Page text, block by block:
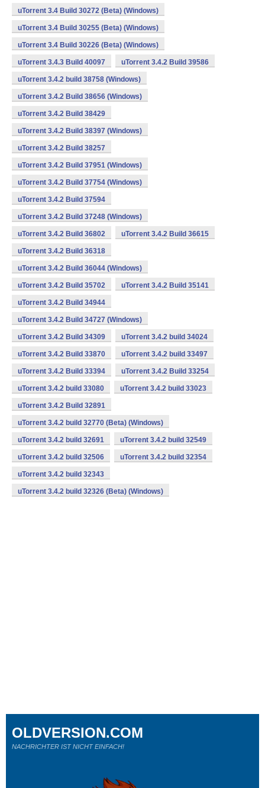
uTorrent 3.4 Build 30272 (Beta) (Windows)
uTorrent 3.4 Build 30255 (Beta) (Windows)
uTorrent 3.4 Build 30226 (Beta) (Windows)
uTorrent 3.4.3 Build 40097 uTorrent 3.4.2 Build 39586
uTorrent 3.4.2 build 38758 (Windows)
uTorrent 3.4.2 Build 38656 (Windows)
uTorrent 3.4.2 Build 38429
uTorrent 3.4.2 Build 38397 (Windows)
uTorrent 3.4.2 Build 38257
uTorrent 3.4.2 Build 37951 (Windows)
uTorrent 3.4.2 Build 37754 (Windows)
uTorrent 3.4.2 Build 37594
uTorrent 3.4.2 Build 37248 (Windows)
uTorrent 3.4.2 Build 36802 uTorrent 3.4.2 Build 36615
uTorrent 3.4.2 Build 36318
uTorrent 3.4.2 Build 36044 (Windows)
uTorrent 3.4.2 Build 35702 uTorrent 3.4.2 Build 35141
uTorrent 3.4.2 Build 34944
uTorrent 3.4.2 Build 34727 (Windows)
uTorrent 3.4.2 Build 34309 uTorrent 3.4.2 build 34024
uTorrent 3.4.2 Build 33870 uTorrent 3.4.2 build 33497
uTorrent 3.4.2 Build 33394 uTorrent 3.4.2 Build 33254
uTorrent 3.4.2 build 33080 uTorrent 3.4.2 build 33023
uTorrent 3.4.2 Build 32891
uTorrent 3.4.2 build 32770 (Beta) (Windows)
uTorrent 3.4.2 build 32691 uTorrent 3.4.2 build 32549
uTorrent 3.4.2 build 32506 uTorrent 3.4.2 build 32354
uTorrent 3.4.2 build 32343
uTorrent 3.4.2 build 32326 (Beta) (Windows)
OLDVERSION.COM
NACHRICHTER IST NICHT EINFACH!